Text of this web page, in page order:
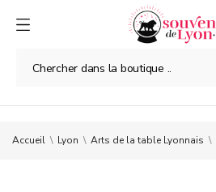
Accueil Lyon Arts de la table Lyonnais